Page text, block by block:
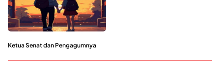
Ketua Senat dan Pengagumnya